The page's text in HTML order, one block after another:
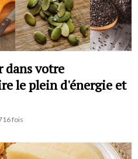
dans votre
le plein d'énergie et
fois